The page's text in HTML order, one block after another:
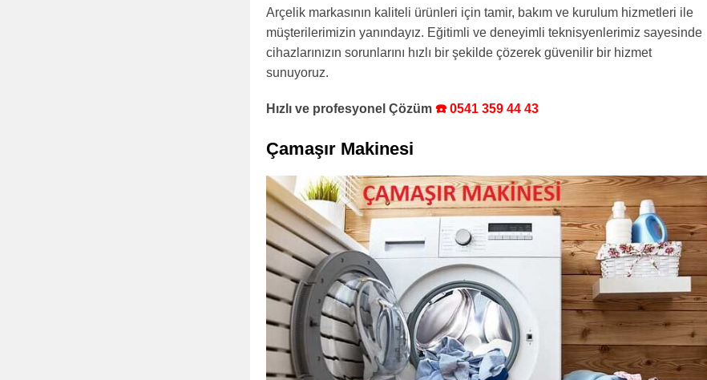
Arçelik markasının kaliteli ürünleri için tamir, bakım ve kurulum hizmetleri ile
müşterilerimizin yanındayız. Eğitimli ve deneyimli teknisyenlerimiz sayesinde
cihazlarınızın sorunlarını hızlı bir şekilde çözerek güvenilir bir hizmet
sunuyoruz.
Hızlı ve profesyonel Çözüm ☎️ 0541 359 44 43
Çamaşır Makinesi